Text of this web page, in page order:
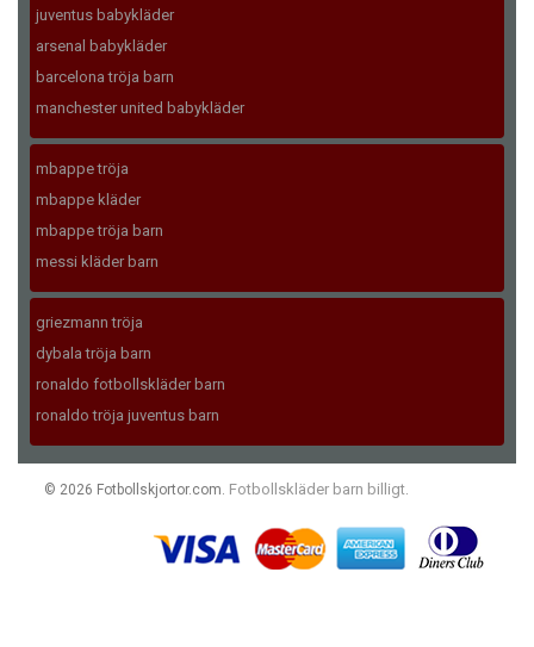
juventus babykläder
arsenal babykläder
barcelona tröja barn
manchester united babykläder
mbappe tröja
mbappe kläder
mbappe tröja barn
messi kläder barn
griezmann tröja
dybala tröja barn
ronaldo fotbollskläder barn
ronaldo tröja juventus barn
© 2026 Fotbollskjortor.com. Fotbollskläder barn billigt.